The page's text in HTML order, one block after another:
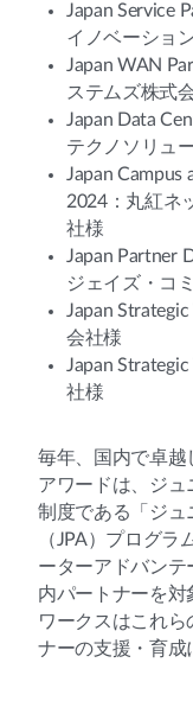
Japan Service
イノベーショ
Japan WAN
ステムズ株式
Japan Data
テクノソリュ
Japan Campus
2024：丸紅ネ
社様
Japan Partner
ジェイズ・コ
Japan
会社様
Japan
社様
毎年、国内で卓越
アワードは、ジ
制度である「ジュ
（JPA）プログラ
ーターアドバンテ
内パートナーを対
ワークスはこれら
ナーの支援・育成